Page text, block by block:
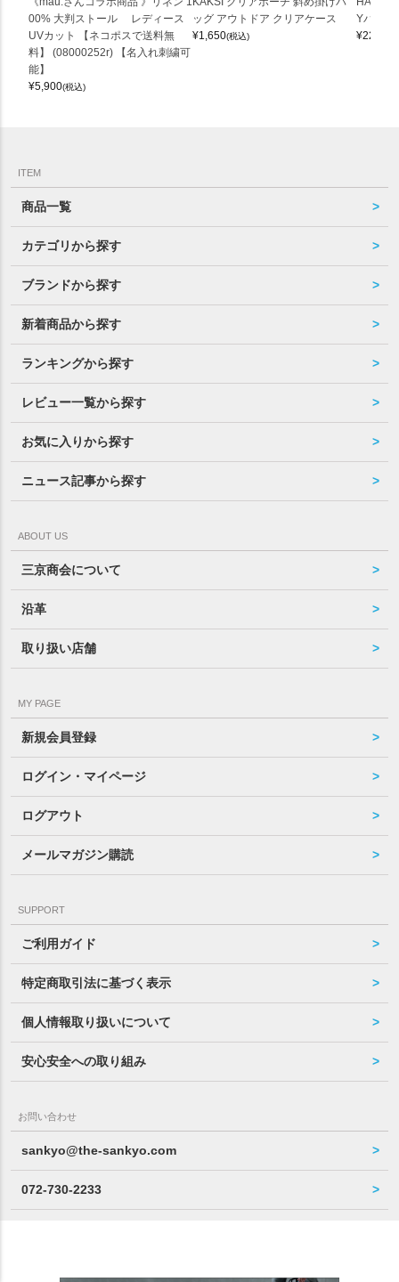
00% 大判ストール レディース
UVカット 【ネコポスで送料無
料】 (08000252r) 【名入れ刺繍可
能】
¥5,900(税込)
ッグ アウトドア クリアケース
¥1,650(税込)
Yバッグ
¥22,000
ITEM
商品一覧
カテゴリから探す
ブランドから探す
新着商品から探す
ランキングから探す
レビュー一覧から探す
お気に入りから探す
ニュース記事から探す
ABOUT US
三京商会について
沿革
取り扱い店舗
MY PAGE
新規会員登録
ログイン・マイページ
ログアウト
メールマガジン購読
SUPPORT
ご利用ガイド
特定商取引法に基づく表示
個人情報取り扱いについて
安心安全への取り組み
お問い合わせ
sankyo@the-sankyo.com
072-730-2233